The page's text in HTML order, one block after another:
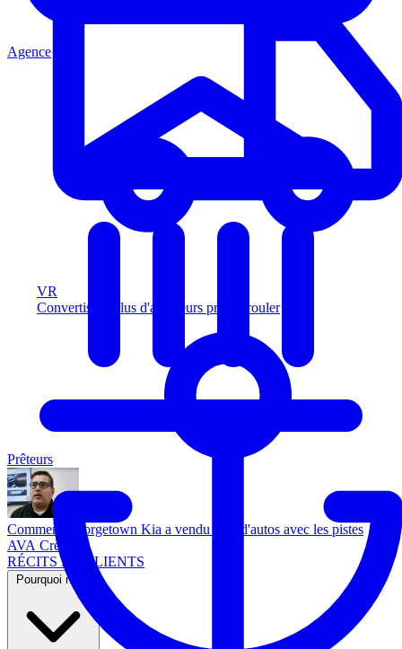
VR
Convertissez plus d'acheteurs prêts à rouler
Agence
Prêteurs
Comment Georgetown Kia a vendu plus d'autos avec les pistes
AVA Credit
RÉCITS DE CLIENTS
Pourquoi nous